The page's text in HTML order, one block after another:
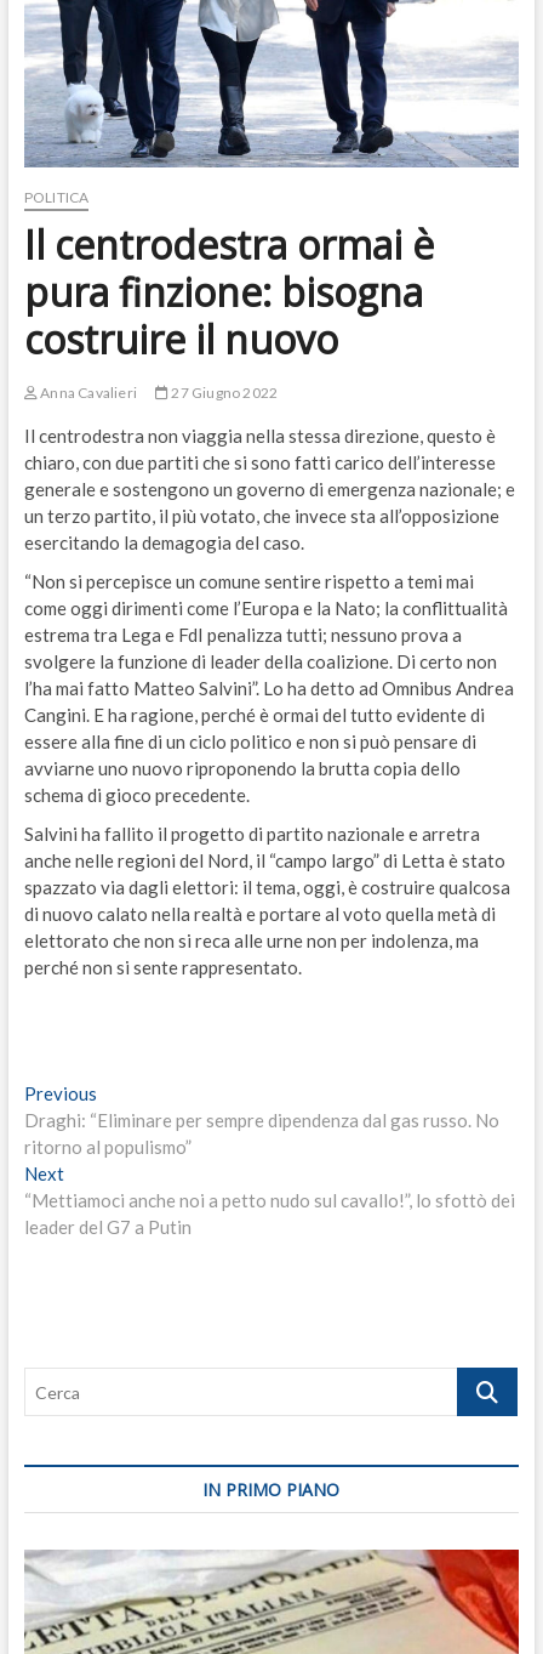
POLITICA
Il centrodestra ormai è
pura finzione: bisogna
costruire il nuovo
Anna Cavalieri 27 Giugno 2022
Il centrodestra non viaggia nella stessa direzione, questo è
chiaro, con due partiti che si sono fatti carico dell’interesse
generale e sostengono un governo di emergenza nazionale; e
un terzo partito, il più votato, che invece sta all’opposizione
esercitando la demagogia del caso.
“Non si percepisce un comune sentire rispetto a temi mai
come oggi dirimenti come l’Europa e la Nato; la conflittualità
estrema tra Lega e FdI penalizza tutti; nessuno prova a
svolgere la funzione di leader della coalizione. Di certo non
l’ha mai fatto Matteo Salvini”. Lo ha detto ad Omnibus Andrea
Cangini. E ha ragione, perché è ormai del tutto evidente di
essere alla fine di un ciclo politico e non si può pensare di
avviarne uno nuovo riproponendo la brutta copia dello
schema di gioco precedente.
Salvini ha fallito il progetto di partito nazionale e arretra
anche nelle regioni del Nord, il “campo largo” di Letta è stato
spazzato via dagli elettori: il tema, oggi, è costruire qualcosa
di nuovo calato nella realtà e portare al voto quella metà di
elettorato che non si reca alle urne non per indolenza, ma
perché non si sente rappresentato.
Navigazione
articoli
PreviousPrevious
post:
Draghi: “Eliminare per sempre dipendenza dal gas russo. No
ritorno al populismo”
NextNext
post:
“Mettiamoci anche noi a petto nudo sul cavallo!”, lo sfottò dei
leader del G7 a Putin
Cerca
IN PRIMO PIANO